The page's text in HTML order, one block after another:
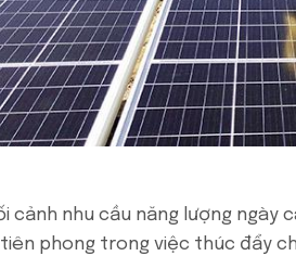
cảnh nhu cầu năng lượng ngày
phong trong việc thúc đẩy